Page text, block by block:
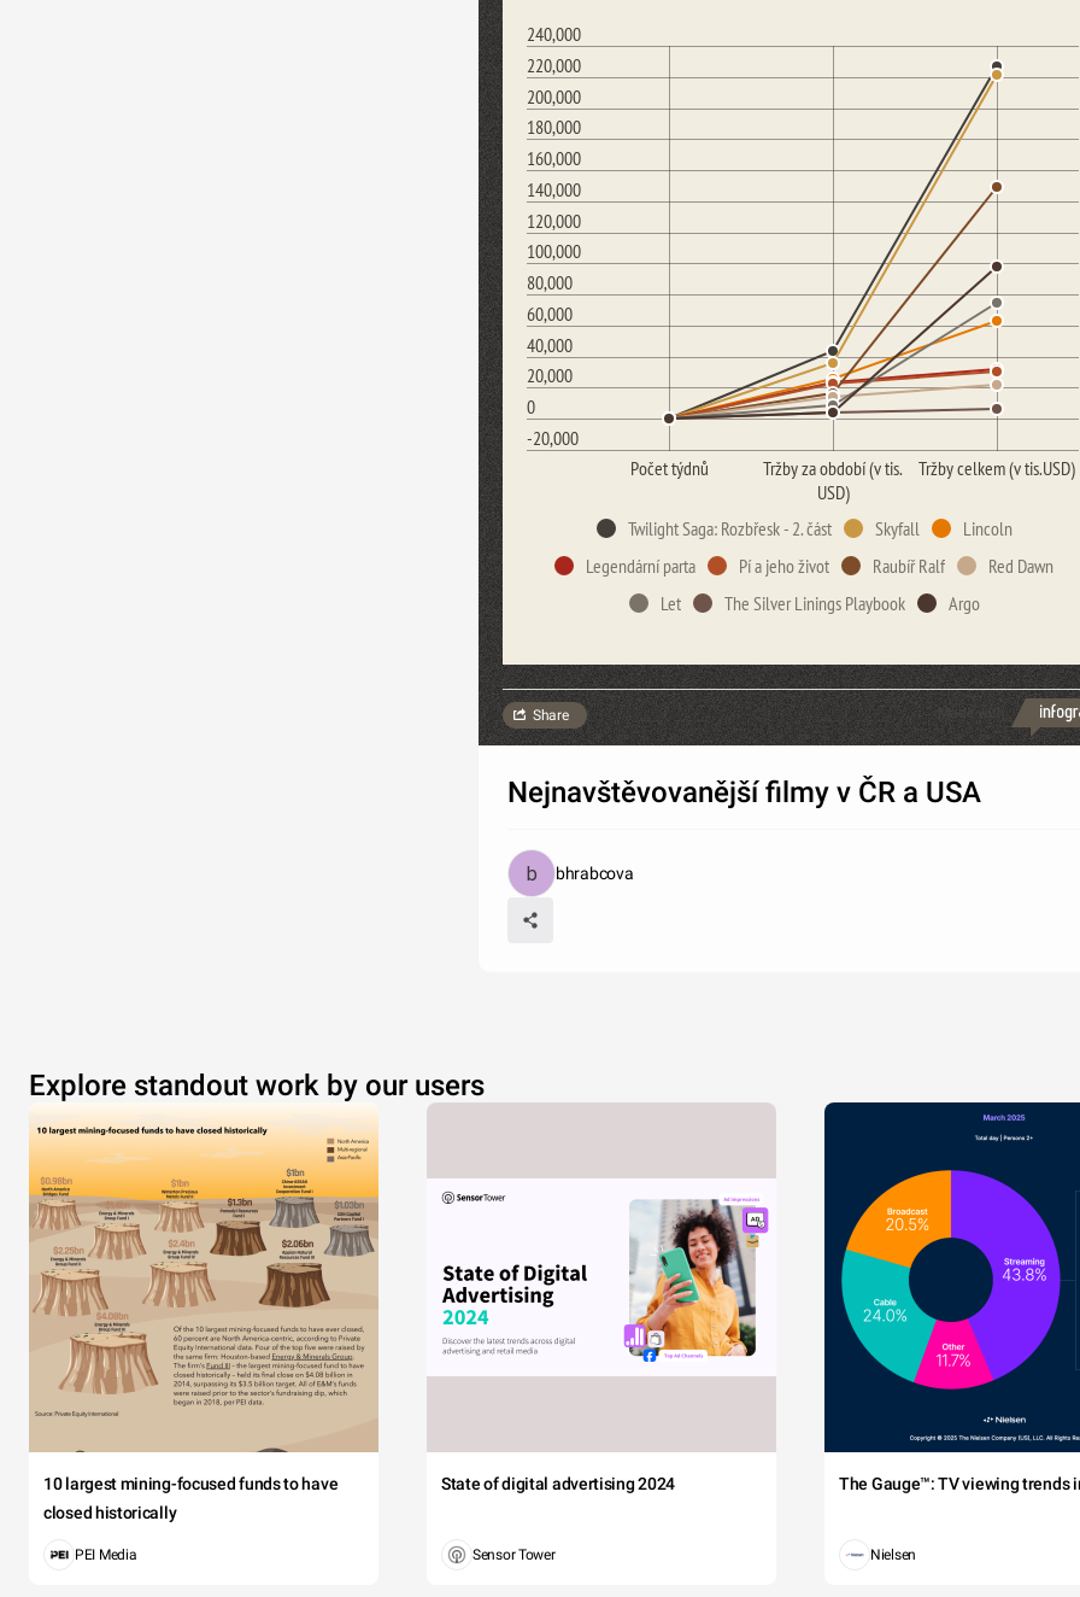
-20,000
0
20,000
40,000
60,000
80,000
100,000
120,000
140,000
160,000
180,000
200,000
220,000
240,000
Počet týdnů
Tržby za období (v tis.
USD)
Tržby celkem (v tis.USD)
Twilight Saga: Rozbřesk - 2. část Skyfall
Lincoln
Legendární parta
Pí a jeho život Raubíř Ralf
Red Dawn
Let
The Silver Linings Playbook Argo
Made with
Share
Nejnavštěvovanější filmy v ČR a USA
bhrabcova
Explore standout work by our users
10 largest mining-focused funds to have
closed historically
PEI Media
State of digital advertising 2024
Sensor Tower
The Gauge™: TV viewing trends
Nielsen